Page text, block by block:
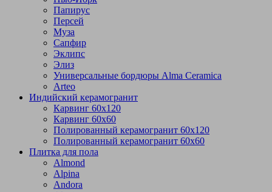
Папирус
Персей
Муза
Сапфир
Эклипс
Элиз
Универсальные бордюры Alma Ceramica
Arteo
Индийский керамогранит
Карвинг 60х120
Карвинг 60х60
Полированный керамогранит 60х120
Полированный керамогранит 60х60
Плитка для пола
Almond
Alpina
Andora